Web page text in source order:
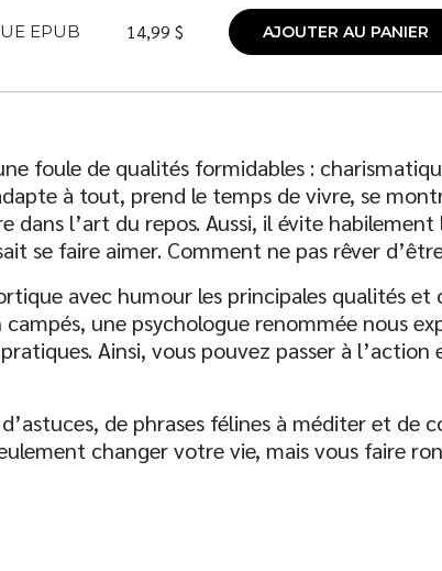
EPUB 14,99 $ AJOUTER AU PANIER
foule de qualités formidables :
à tout, prend le temps de vivre, se
dans l’art du repos. Aussi, il évite
se faire aimer. Comment ne pas rêver
avec humour les principales qualités et
campés, une psychologue renommée nous
Ainsi, vous pouvez passer à
de phrases félines à méditer et de
changer votre vie, mais vous faire